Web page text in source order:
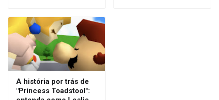
A história por trás de
"Princess Toadstool":